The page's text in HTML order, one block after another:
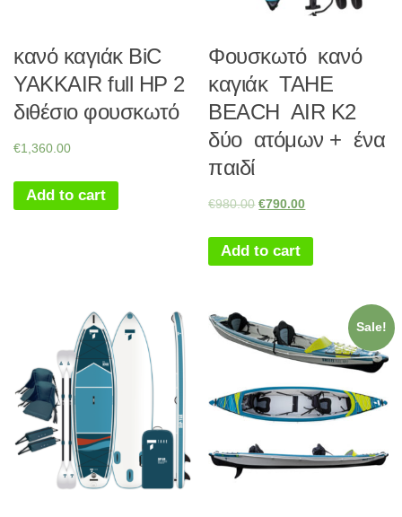
κανό καγιάκ BiC
YAKKAIR full HP 2
διθέσιο φουσκωτό
€1,360.00
Add to cart
Φουσκωτό κανό
καγιάκ TAHE
BEACH AIR K2
δύο ατόμων + ένα
παιδί
€980.00 €790.00
Add to cart
Sale!